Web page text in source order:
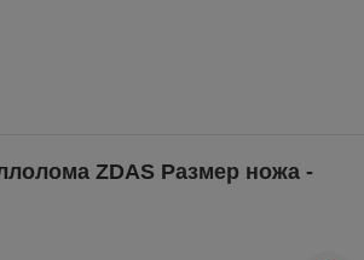
ZDAS Размер ножа -